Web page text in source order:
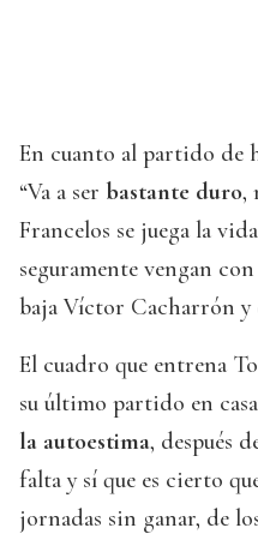
En cuanto al partido de
“Va a ser bastante duro,
Francelos se juega la
seguramente vengan
baja Víctor Cacharrón y
El cuadro que entrena
su último partido en
la autoestima, después
falta y sí que es cierto
jornadas sin ganar, de